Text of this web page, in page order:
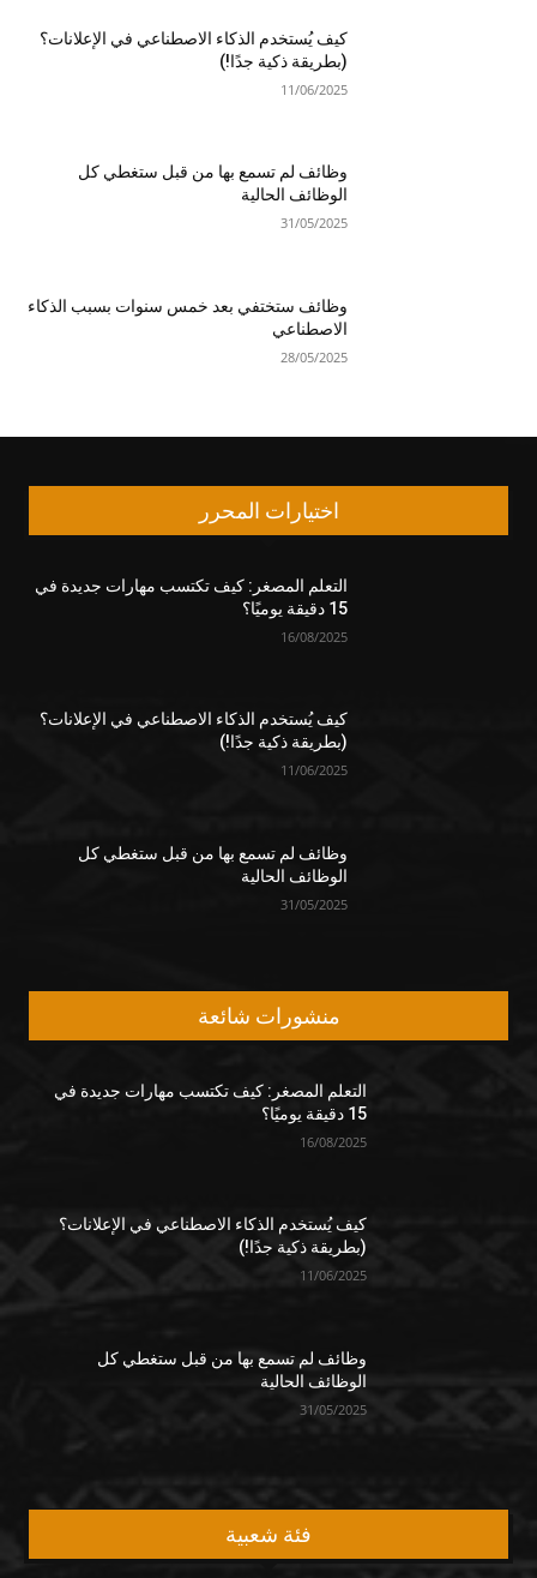
كيف يُستخدم الذكاء الاصطناعي في الإعلانات؟
(بطريقة ذكية جدًا!)
11/06/2025
وظائف لم تسمع بها من قبل ستغطي كل
الوظائف الحالية
31/05/2025
وظائف ستختفي بعد خمس سنوات بسبب الذكاء
الاصطناعي
28/05/2025
اختيارات المحرر
التعلم المصغر: كيف تكتسب مهارات جديدة في
15 دقيقة يوميًا؟
16/08/2025
كيف يُستخدم الذكاء الاصطناعي في الإعلانات؟
(بطريقة ذكية جدًا!)
11/06/2025
وظائف لم تسمع بها من قبل ستغطي كل
الوظائف الحالية
31/05/2025
منشورات شائعة
التعلم المصغر: كيف تكتسب مهارات جديدة في
15 دقيقة يوميًا؟
16/08/2025
كيف يُستخدم الذكاء الاصطناعي في الإعلانات؟
(بطريقة ذكية جدًا!)
11/06/2025
وظائف لم تسمع بها من قبل ستغطي كل
الوظائف الحالية
31/05/2025
فئة شعبية